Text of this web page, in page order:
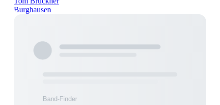
Burghausen